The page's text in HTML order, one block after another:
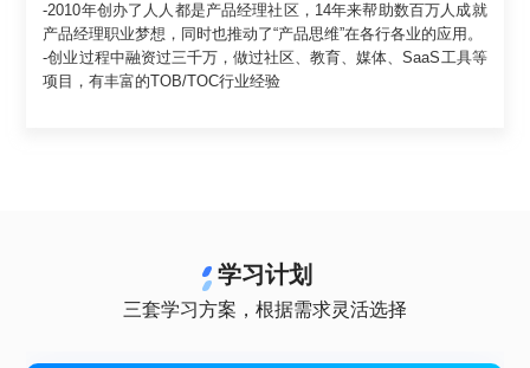
-2010年创办了人人都是产品经理社区，14年来帮助数百万人成就
产品经理职业梦想，同时也推动了“产品思维”在各行各业的应用。
-创业过程中融资过三千万，做过社区、教育、媒体、SaaS工具等
项目，有丰富的TOB/TOC行业经验
学习计划
三套学习方案，根据需求灵活选择